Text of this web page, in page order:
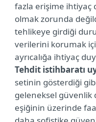
fazla erişime ihtiyaç
olmak zorunda
tehlikeye girdiği
verilerini korumak
ayrıcalığa ihtiyaç
Tehdit istihbaratı
setinin gösterdiği
geleneksel güvenlik
eşiğinin üzerinde